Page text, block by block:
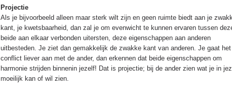
Projectie
Als je bijvoorbeeld alleen maar sterk wilt zijn en geen ruimte biedt aan je
kant, je kwetsbaarheid, dan zal je om evenwicht te kunnen ervaren tussen
beide aan elkaar verbonden uitersten, deze eigenschappen aan anderen
uitbesteden. Je ziet dan gemakkelijk de zwakke kant van anderen. Je gaat het
conflict liever aan met de ander, dan erkennen dat beide eigenschappen om
harmonie strijden binnenin jezelf! Dat is projectie; bij de ander zien wat je in
moeilijk kan of wil zien.